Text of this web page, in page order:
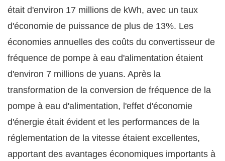
était d'environ 17 millions de kWh, avec un taux
d'économie de puissance de plus de 13%. Les
économies annuelles des coûts du convertisseur de
fréquence de pompe à eau d'alimentation étaient
d'environ 7 millions de yuans. Après la
transformation de la conversion de fréquence de la
pompe à eau d'alimentation, l'effet d'économie
d'énergie était évident et les performances de la
réglementation de la vitesse étaient excellentes,
apportant des avantages économiques importants à